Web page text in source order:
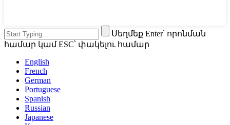
Սեղմեք Enter՝ որոնման
համար կամ ESC՝ փակելու համար
English
French
German
Portuguese
Spanish
Russian
Japanese